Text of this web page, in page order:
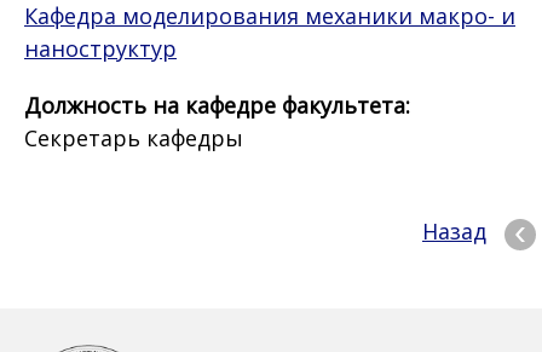
Кафедра моделирования механики макро- и
наноструктур
Должность на кафедре факультета:
Секретарь кафедры
Назад